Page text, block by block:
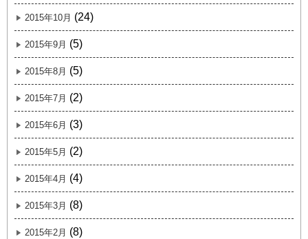
2015年10月 (24)
2015年9月 (5)
2015年8月 (5)
2015年7月 (2)
2015年6月 (3)
2015年5月 (2)
2015年4月 (4)
2015年3月 (8)
2015年2月 (8)